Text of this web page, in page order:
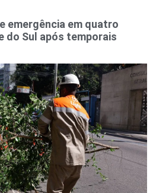
emergência em quatro
do Sul após temporais